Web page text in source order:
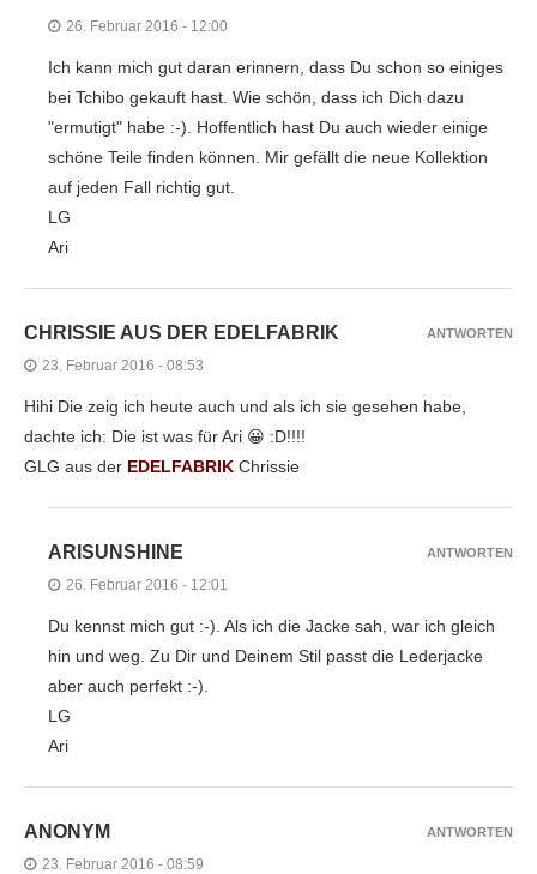
26. Februar 2016 - 12:00
Ich kann mich gut daran erinnern, dass Du schon so einiges
bei Tchibo gekauft hast. Wie schön, dass ich Dich dazu
"ermutigt" habe :-). Hoffentlich hast Du auch wieder einige
schöne Teile finden können. Mir gefällt die neue Kollektion
auf jeden Fall richtig gut.
LG
Ari
CHRISSIE AUS DER EDELFABRIK
23. Februar 2016 - 08:53
Hihi Die zeig ich heute auch und als ich sie gesehen habe,
dachte ich: Die ist was für Ari 😀 :D!!!!
GLG aus der EDELFABRIK Chrissie
ANTWORTEN
ARISUNSHINE
26. Februar 2016 - 12:01
Du kennst mich gut :-). Als ich die Jacke sah, war ich gleich
hin und weg. Zu Dir und Deinem Stil passt die Lederjacke
aber auch perfekt :-).
LG
Ari
ANTWORTEN
ANONYM
23. Februar 2016 - 08:59
ANTWORTEN